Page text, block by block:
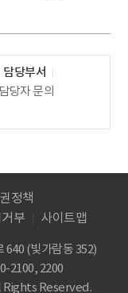
담당부서
당자 문의
정책
부
사이트맵
640 (빛가람동 352)
2100, 2200
Rights Reserved.